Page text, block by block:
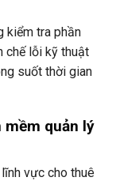
kiểm tra phần
chế lỗi kỹ thuật
suốt thời gian
quản lý
vực cho thuê